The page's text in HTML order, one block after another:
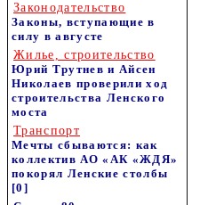
Законодательство
Законы, вступающие в
силу в августе
Жилье, строительство
Юрий Трутнев и Айсен
Николаев проверили ход
строительства Ленского
моста
Транспорт
Мечты сбываются: как
коллектив АО «АК «ЖДЯ»
покорял Ленские столбы
[0]